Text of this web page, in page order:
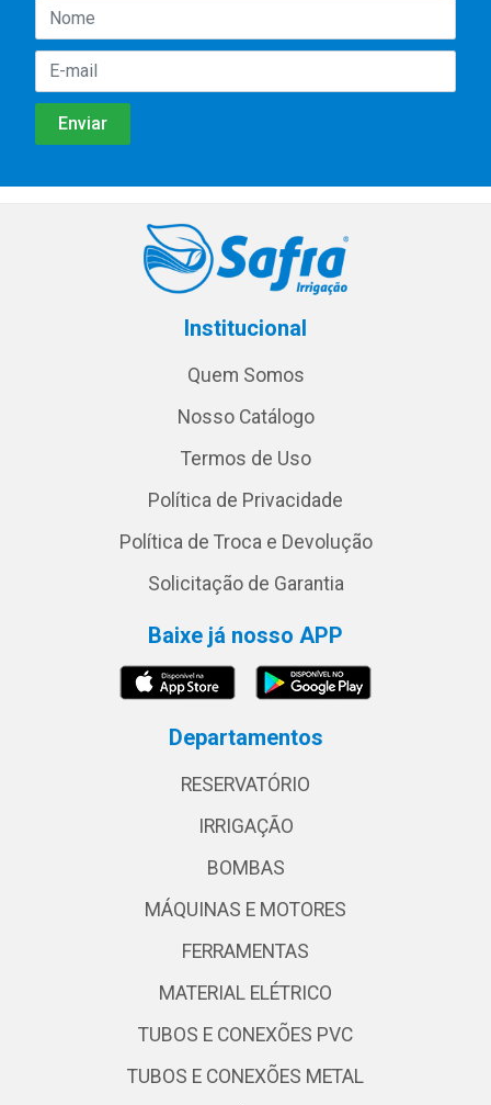
Institucional
Quem Somos
Nosso Catálogo
Termos de Uso
Política de Privacidade
Política de Troca e Devolução
Solicitação de Garantia
Baixe já nosso APP
Departamentos
RESERVATÓRIO
IRRIGAÇÃO
BOMBAS
MÁQUINAS E MOTORES
FERRAMENTAS
MATERIAL ELÉTRICO
TUBOS E CONEXÕES PVC
TUBOS E CONEXÕES METAL